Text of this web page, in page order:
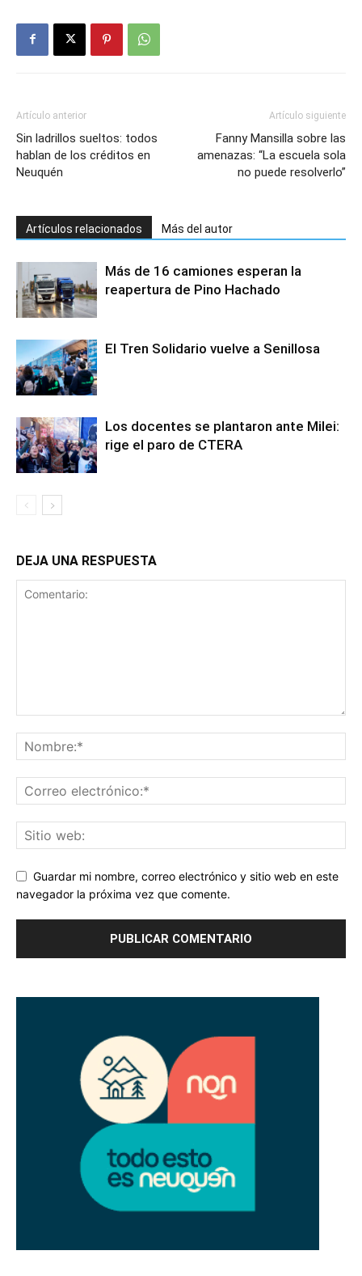
Artículo anterior
Sin ladrillos sueltos: todos
hablan de los créditos en
Neuquén
Artículo siguiente
Fanny Mansilla sobre las
amenazas: “La escuela sola
no puede resolverlo”
Artículos relacionados Más del autor
Más de 16 camiones esperan la
reapertura de Pino Hachado
El Tren Solidario vuelve a Senillosa
Los docentes se plantaron ante Milei:
rige el paro de CTERA
DEJA UNA RESPUESTA
Guardar mi nombre, correo electrónico y sitio web en este
navegador la próxima vez que comente.